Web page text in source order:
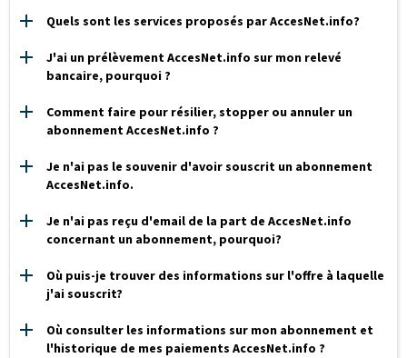
Quels sont les services proposés par AccesNet.info?
J'ai un prélèvement AccesNet.info sur mon relevé
bancaire, pourquoi ?
Comment faire pour résilier, stopper ou annuler un
abonnement AccesNet.info ?
Je n'ai pas le souvenir d'avoir souscrit un abonnement
AccesNet.info.
Je n'ai pas reçu d'email de la part de AccesNet.info
concernant un abonnement, pourquoi?
Où puis-je trouver des informations sur l'offre à laquelle
j'ai souscrit?
Où consulter les informations sur mon abonnement et
l'historique de mes paiements AccesNet.info ?